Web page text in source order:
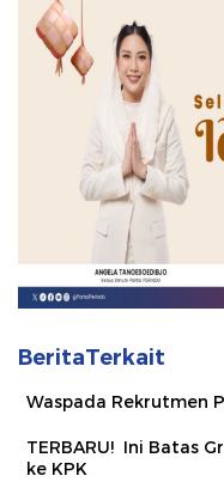
BeritaTerkait
Waspada Rekrutmen
TERBARU! Ini Batas
ke KPK